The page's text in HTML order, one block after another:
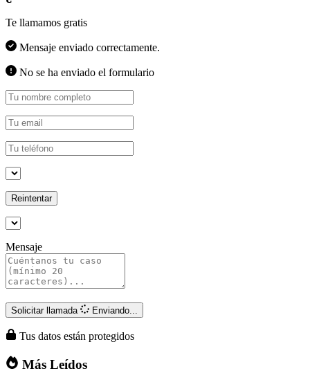
Te llamamos gratis
Mensaje enviado correctamente.
No se ha enviado el formulario
Reintentar
Mensaje
Solicitar llamada Enviando...
Tus datos están protegidos
Más Leídos